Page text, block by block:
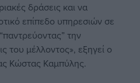
δράσεις και να
επίπεδο υπηρεσιών σε
την
του μέλλοντος», εξηγεί ο
Κώστας Καμπύλης.